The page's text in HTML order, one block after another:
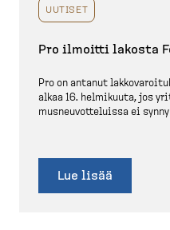
UUTISET
Pro ilmoitti lakosta
Pro on antanut
alkaa 16. helmikuuta, jos
mus­neu­vot­te­luissa ei
Lue lisää